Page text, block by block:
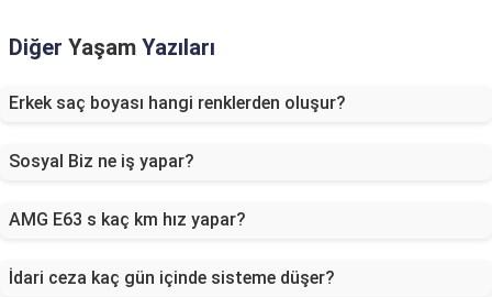
Diğer Yaşam Yazıları
Erkek saç boyası hangi renklerden oluşur?
Sosyal Biz ne iş yapar?
AMG E63 s kaç km hız yapar?
İdari ceza kaç gün içinde sisteme düşer?